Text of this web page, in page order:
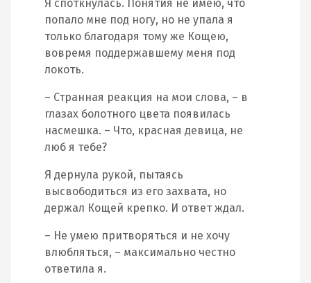
Я споткнулась. Понятия не имею, что
попало мне под ногу, но не упала я
только благодаря тому же Кощею,
вовремя поддержавшему меня под
локоть.
– Странная реакция на мои слова, – в
глазах болотного цвета появилась
насмешка. – Что, красная девица, не
люб я тебе?
Я дернула рукой, пытаясь
высвободиться из его захвата, но
держал Кощей крепко. И ответ ждал.
– Не умею притворяться и не хочу
влюбляться, – максимально честно
ответила я.